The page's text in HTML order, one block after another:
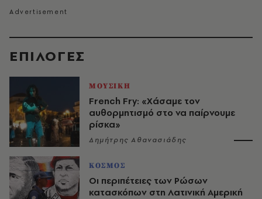
EΠΙΛΟΓΈΣ
ΜΟΥΣΙΚΗ
French Fry: «Χάσαμε τον
αυθορμητισμό στο να παίρνουμε
ρίσκα»
Δημήτρης Αθανασιάδης
ΚΟΣΜΟΣ
Οι περιπέτειες των Ρώσων
κατασκόπων στη Λατινική Αμερική